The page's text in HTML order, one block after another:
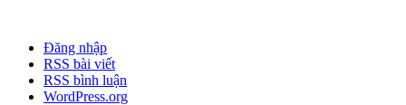
Đăng nhập
RSS bài viết
RSS bình luận
WordPress.org